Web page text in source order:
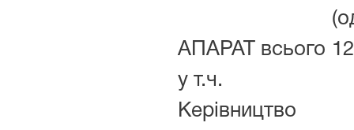
АПАРАТ всього
у т.ч.
Керівництво